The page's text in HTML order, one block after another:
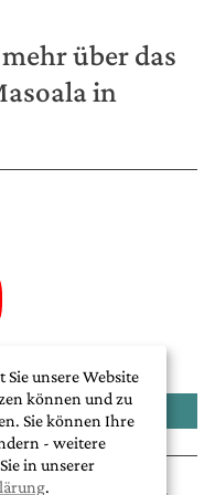
über das
in
Masoala
unsere Website
können und zu
Sie können Ihre
- weitere
in unserer
.